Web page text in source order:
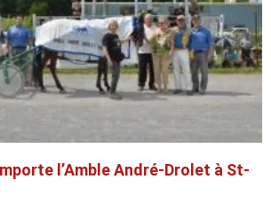
l’Amble André-Drolet à St-